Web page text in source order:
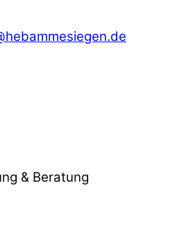
& Beratung